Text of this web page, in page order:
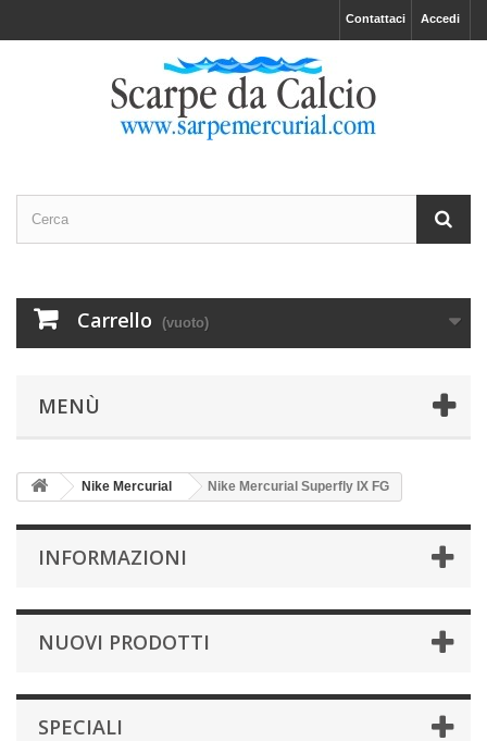
Accedi
Contattaci
Carrello (vuoto)
MENÙ
Nike Mercurial Nike Mercurial Superfly IX FG
INFORMAZIONI
NUOVI PRODOTTI
SPECIALI